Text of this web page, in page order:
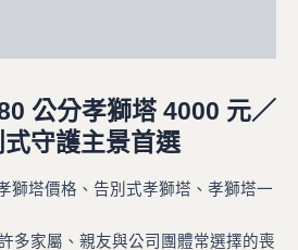
公分孝獅塔 4000 元／
守護主景首選
獅塔價格、告別式孝獅塔、孝獅塔一
多家屬、親友與公司團體常選擇的喪